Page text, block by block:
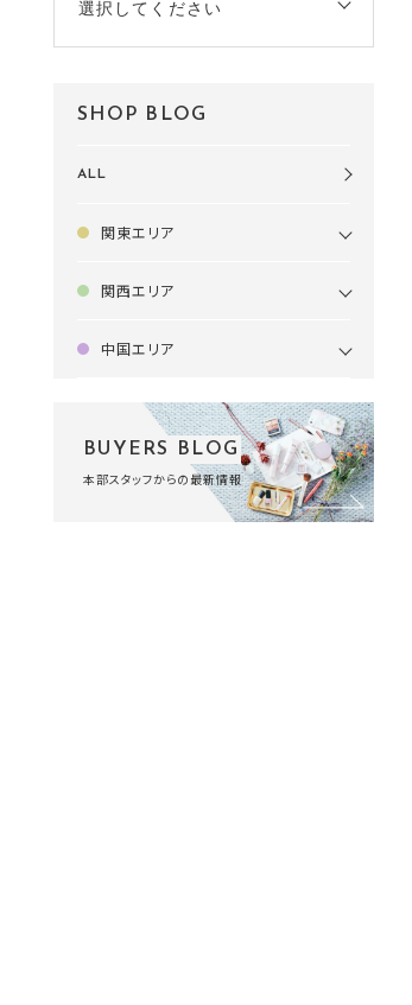
選択してください
SHOP BLOG
ALL
関東エリア
関西エリア
中国エリア
BUYERS BLOG
本部スタッフからの最新情報